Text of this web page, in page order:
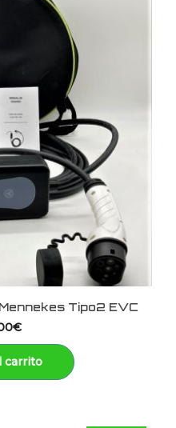
Tipo2 EVC
€
carrito